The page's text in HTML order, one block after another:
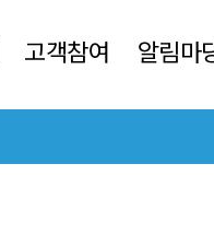
고객참여 알림마